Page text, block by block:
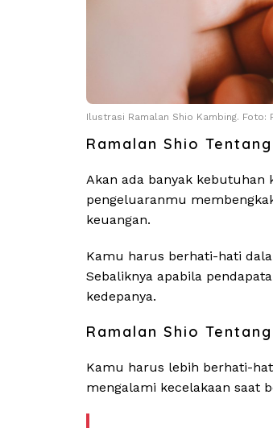
Ilustrasi Ramalan Shio Kambing. Foto:
Ramalan Shio
Akan ada banyak
pengeluaranmu
keuangan.
Kamu harus berhati-hati
Sebaliknya apabila
kedepanya.
Ramalan Shio
Kamu harus lebih berhati-
mengalami kecelakaan saat